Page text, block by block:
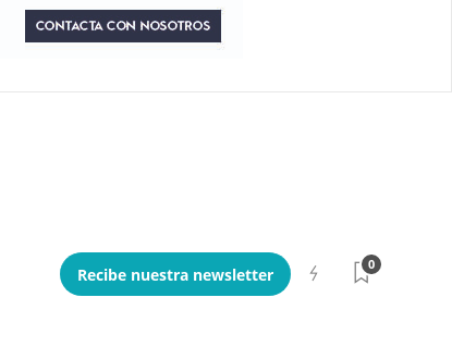
Recibe nuestra newsletter
0